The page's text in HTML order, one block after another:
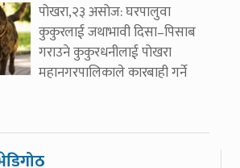
पोखरा,२३ असोज: घरपालुवा
कुकुरलाई जथाभावी दिसा–पिसाब
गराउने कुकुरधनीलाई पोखरा
महानगरपालिकाले कारबाही गर्ने